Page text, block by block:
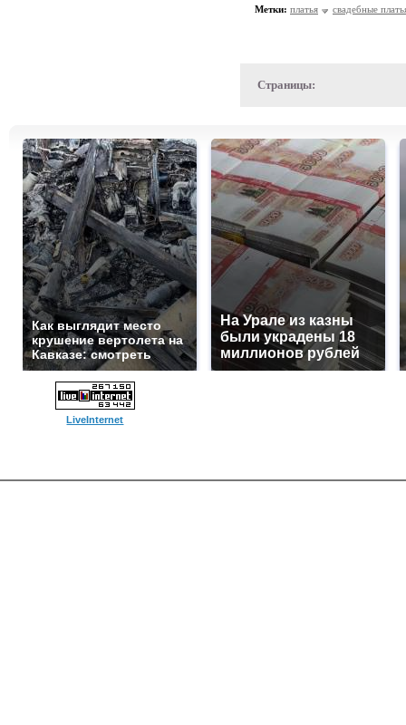
Метки: платья свадебные
Страницы:
Как выглядит место
крушение вертолета на
Кавказе: смотреть
На Урале из казны
были украдены 18
миллионов рублей
LiveInternet